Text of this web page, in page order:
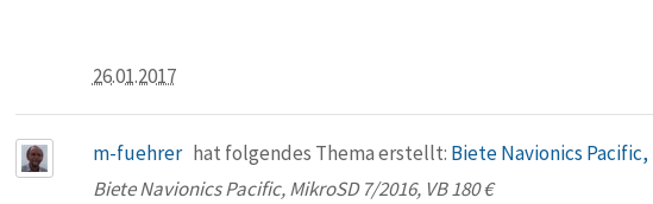
26.01.2017
m-fuehrer hat folgendes Thema erstellt: Biete Navionics Pacific,
Biete Navionics Pacific, MikroSD 7/2016, VB 180 €